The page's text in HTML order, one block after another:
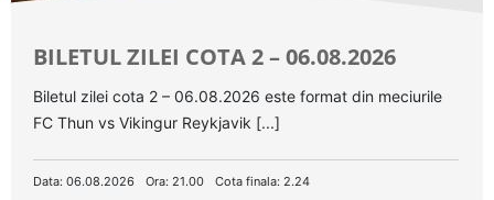
BILETUL ZILEI COTA 2 – 06.08.2026
Biletul zilei cota 2 – 06.08.2026 este format din meciurile
FC Thun vs Vikingur Reykjavik [...]
Data: 06.08.2026 Ora: 21.00 Cota finala: 2.24